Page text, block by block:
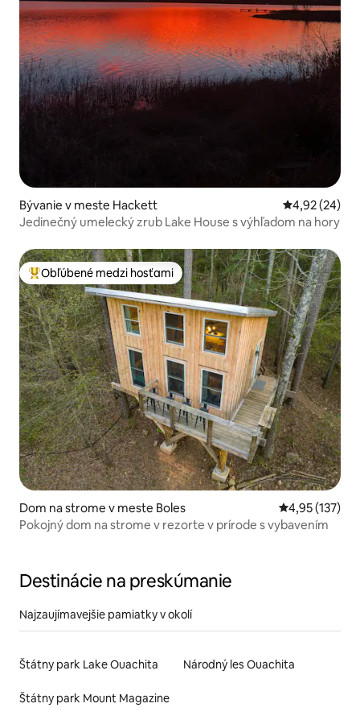
Bývanie v meste Hackett Priemerné
4,92 (24)
Jedinečný umelecký zrub Lake House s výhľadom na hory
Najobľúbenejšie medzi hosťami
Obľúbené medzi hosťami
Dom na strome v meste Boles Priemerné
4,95 (137)
Pokojný dom na strome v rezorte v prírode s vybavením
Destinácie na preskúmanie
Najzaujímavejšie pamiatky v okolí
Štátny park Lake Ouachita Národný les Ouachita
Štátny park Mount Magazine